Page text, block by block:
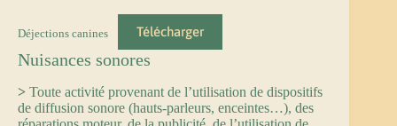
Déjections canines Télécharger
Nuisances sonores
> Toute activité provenant de l’utilisation de dispositifs
de diffusion sonore (hauts-parleurs, enceintes…), des